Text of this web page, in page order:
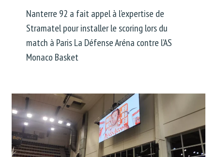
Nanterre 92 a fait appel à l’expertise de
Stramatel pour installer le scoring lors du
match à Paris La Défense Aréna contre l’AS
Monaco Basket